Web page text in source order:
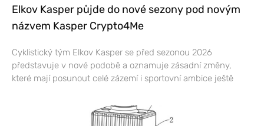
Elkov Kasper půjde do nové sezony pod novým
názvem Kasper Crypto4Me
Cyklistický tým Elkov Kasper se před sezonou 2026
představuje v nové podobě a oznamuje zásadní změny,
které mají posunout celé zázemí i sportovní ambice ještě